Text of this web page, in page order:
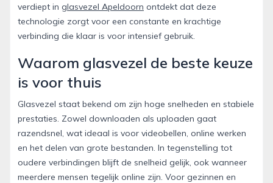
verdiept in glasvezel Apeldoorn ontdekt dat deze
technologie zorgt voor een constante en krachtige
verbinding die klaar is voor intensief gebruik.
Waarom glasvezel de beste keuze
is voor thuis
Glasvezel staat bekend om zijn hoge snelheden en stabiele
prestaties. Zowel downloaden als uploaden gaat
razendsnel, wat ideaal is voor videobellen, online werken
en het delen van grote bestanden. In tegenstelling tot
oudere verbindingen blijft de snelheid gelijk, ook wanneer
meerdere mensen tegelijk online zijn. Voor gezinnen en